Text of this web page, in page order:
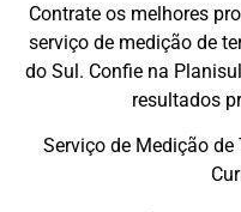
Contrate os melhores
serviço de medição de
do Sul. Confie na
resultados
Serviço de Medição